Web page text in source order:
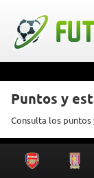
Puntos y
Consulta los puntos